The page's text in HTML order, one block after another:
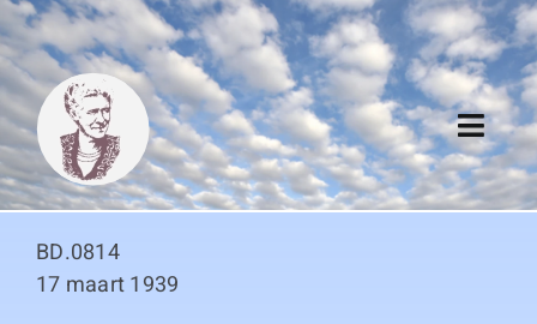
Skip
to
content
Algemeen
BD.0814
17 maart 1939